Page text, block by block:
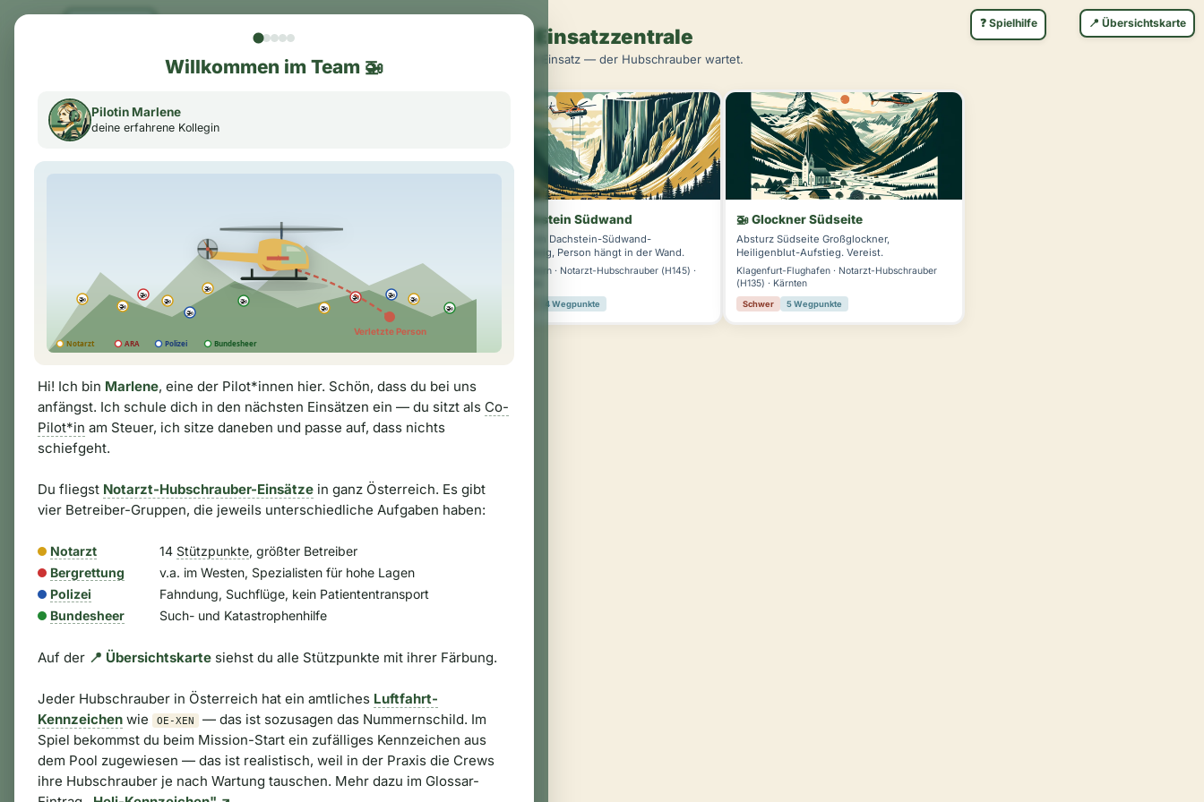
❓ Spielhilfe 📍 Übersichtskarte
🚁 Einsatzzentrale
Wähle deinen Einsatz — der Hubschrauber wartet.
🚁 Unfall A9 Bosruck
Auffahrunfall Pyhrn-Autobahn vor dem
Bosrucktunnel.
Graz-Thalerhof · Notarzt-Hubschrauber (H135) ·
Steiermark
Mittel 4 Wegpunkte
🚁 Dachstein Südwand
Absturz im Dachstein-Südwand-
Klettersteig, Person hängt in der Wand.
Niederöblarn · Notarzt-Hubschrauber (H145) ·
4 Wegpunkte
🚁 Glockner Südseite
Absturz Südseite Großglockner,
Heiligenblut-Aufstieg. Vereist.
Klagenfurt-Flughafen · Notarzt-Hubschrauber
(H135) · Kärnten
Schwer 5 Wegpunkte
Willkommen im Team 🚁
Pilotin Marlene
deine erfahrene Kollegin
🚁
🚁
🚁
🚁
🚁
🚁
🚁
🚁
🚁
🚁
🚁
🚁
Verletzte Person
Notarzt ARA Polizei Bundesheer
★
Hi! Ich bin Marlene, eine der Pilot*innen hier. Schön, dass du bei uns
anfängst. Ich schule dich in den nächsten Einsätzen ein — du sitzt als Co-
Pilot*in am Steuer, ich sitze daneben und passe auf, dass nichts
schiefgeht.
Du fliegst Notarzt-Hubschrauber-Einsätze in ganz Österreich. Es gibt
vier Betreiber-Gruppen, die jeweils unterschiedliche Aufgaben haben:
Notarzt 14 Stützpunkte, größter Betreiber
Bergrettung
v.a. im Westen, Spezialisten für hohe Lagen
Polizei
Fahndung, Suchflüge, kein Patiententransport
Bundesheer
Such- und Katastrophenhilfe
Auf der 📍 Übersichtskarte siehst du alle Stützpunkte mit ihrer Färbung.
Jeder Hubschrauber in Österreich hat ein amtliches Luftfahrt-
Kennzeichen wie OE-XEN
— das ist sozusagen das Nummernschild. Im
Spiel bekommst du beim Mission-Start ein zufälliges Kennzeichen aus
dem Pool zugewiesen — das ist realistisch, weil in der Praxis die Crews
ihre Hubschrauber je nach Wartung tauschen. Mehr dazu im Glossar-